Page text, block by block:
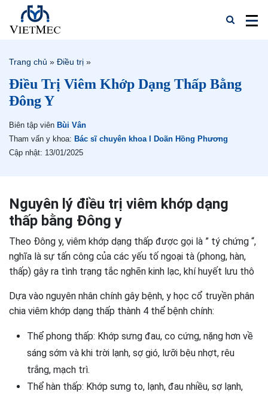
Trang chủ » Điều trị »
Điều Trị Viêm Khớp Dạng Thấp Bằng
Đông Y
Biên tập viên Bùi Vân
Tham vấn y khoa: Bác sĩ chuyên khoa I Doãn Hồng Phương
Cập nhật: 13/01/2025
Nguyên lý điều trị viêm khớp dạng
thấp bằng Đông y
Theo Đông y, viêm khớp dạng thấp được gọi là ” tý chứng “,
nghĩa là sự tấn công của các yếu tố ngoại tà (phong, hàn,
thấp) gây ra tình trạng tắc nghẽn kinh lạc, khí huyết lưu thô
Dựa vào nguyên nhân chính gây bệnh, y học cổ truyền phân
chia viêm khớp dạng thấp thành 4 thể bệnh chính:
Thể phong thấp: Khớp sưng đau, co cứng, nặng hơn về
sáng sớm và khi trời lạnh, sợ gió, lưỡi bệu nhợt, rêu
trắng, mạch trì.
Thể hàn thấp: Khớp sưng to, lạnh, đau nhiều, sợ lạnh,